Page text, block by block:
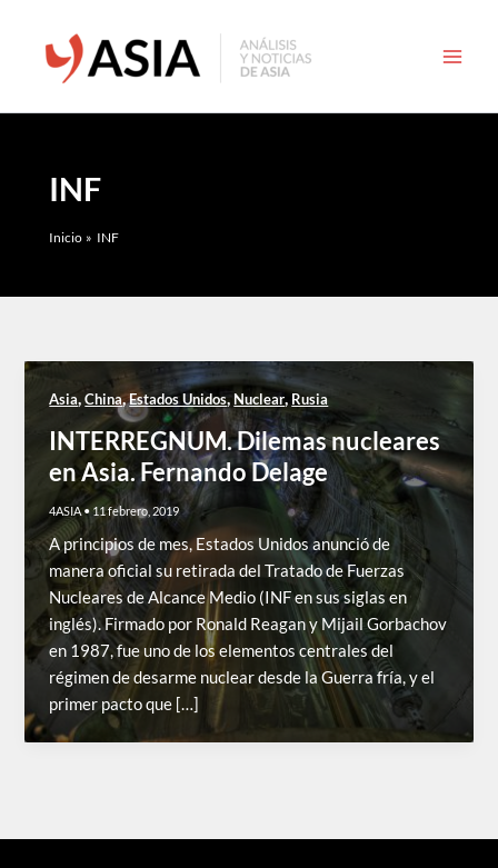
contenido
INF
Inicio INF
Asia,China,Estados Unidos,Nuclear, Rusia
INTERREGNUM. Dilemas nucleares
en Asia. Fernando Delage
4ASIA• 11 febrero, 2019
A principios de mes, Estados Unidos anunció de
manera oficial su retirada del Tratado de Fuerzas
Nucleares de Alcance Medio (INF en sus siglas en
inglés). Firmado por Ronald Reagan y Mijail Gorbachov
en 1987, fue uno de los elementos centrales del
régimen de desarme nuclear desde la Guerra fría, y el
primer pacto que […]